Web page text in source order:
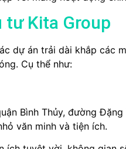
tư Kita Group
dự án trải dài khắp các
Cụ thể như:
Bình Thủy, đường
văn minh và tiện ích.